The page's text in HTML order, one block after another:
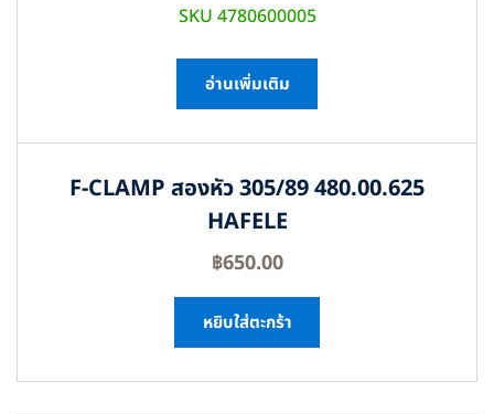
SKU 4780600005
อ่านเพิ่มเติม
F-CLAMP สองหัว 305/89 480.00.625
HAFELE
฿650.00
หยิบใส่ตะกร้า